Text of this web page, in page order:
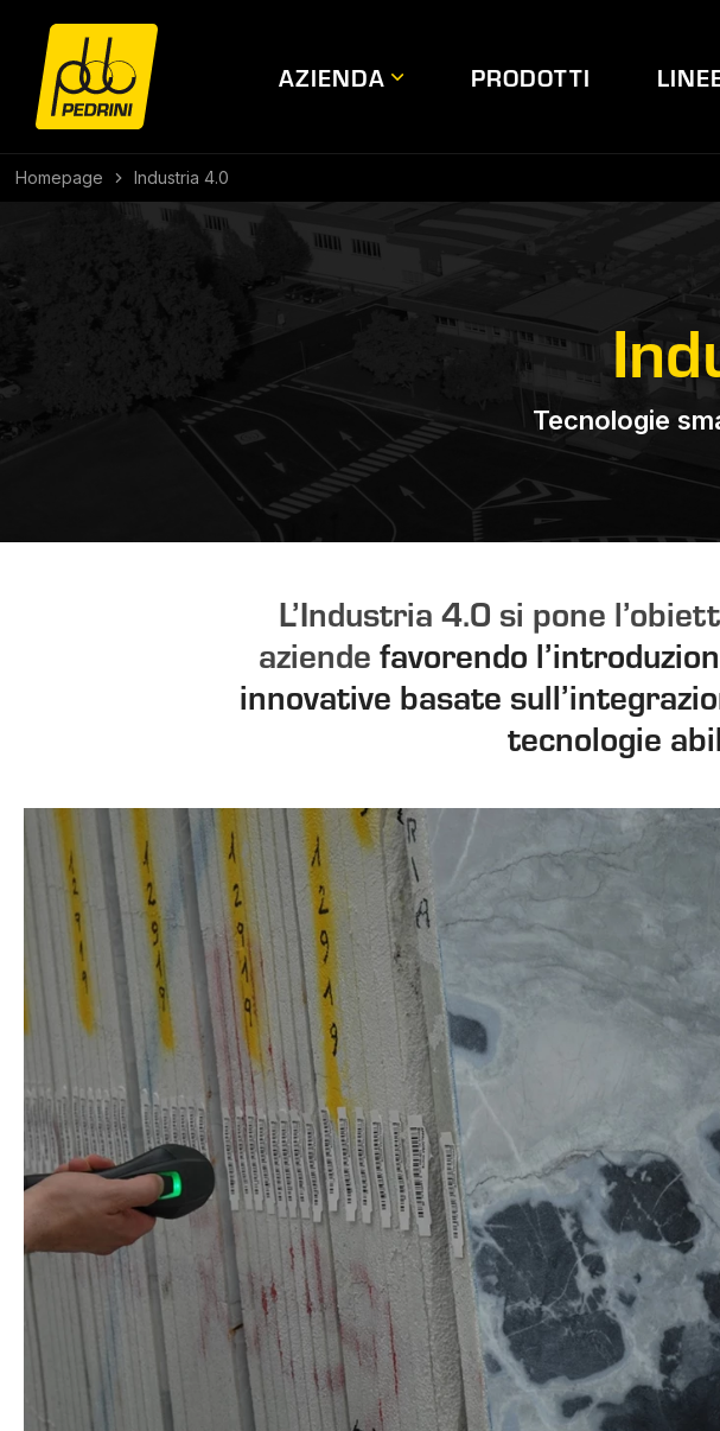
AZIENDA PRODOTTI
Homepage Industria 4.0
Tecnologie
L’Industria 4.0 si pone
aziende favorendo
innovative basate
tecnologie